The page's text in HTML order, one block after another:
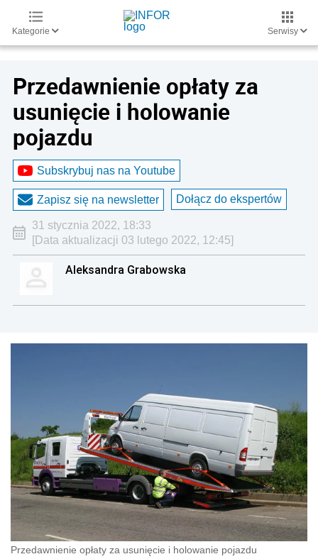
Kategorie Serwisy
Przedawnienie opłaty za
usunięcie i holowanie
pojazdu
Subskrybuj nas na Youtube
Zapisz się na newsletter Dołącz do ekspertów
31 stycznia 2022, 18:33
[Data aktualizacji 03 lutego 2022, 12:45]
Aleksandra Grabowska
Przedawnienie opłaty za usunięcie i holowanie pojazdu